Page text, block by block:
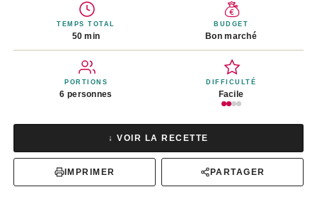
TEMPS TOTAL
50 min
BUDGET
Bon marché
PORTIONS
6 personnes
DIFFICULTÉ
Facile
↓ VOIR LA RECETTE
IMPRIMER PARTAGER